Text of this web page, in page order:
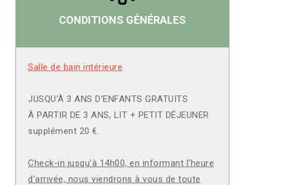
CONDITIONS GÉNÉRALES
Salle de bain intérieure
JUSQU'À 3 ANS D'ENFANTS GRATUITS
À PARTIR DE 3 ANS, LIT + PETIT DÉJEUNER
supplément 20 €.
Check-in jusqu'à 14h00, en informant l'heure
d'arrivée, nous viendrons à vous de toute